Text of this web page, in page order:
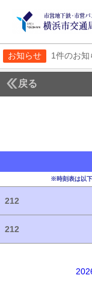
お知らせ 1件のお知
戻る
※時刻表は以
212
212